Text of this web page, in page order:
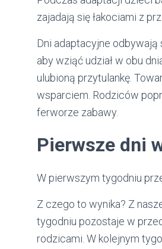
zajadają się łakociami z
Dni adaptacyjne odbywają
aby wziąć udział w obu
ulubioną przytulankę.
wsparciem. Rodziców
ferworze zabawy.
Pierwsze dni
W pierwszym tygodniu
Z czego to wynika? Z
tygodniu pozostaje w
rodzicami. W kolejnym